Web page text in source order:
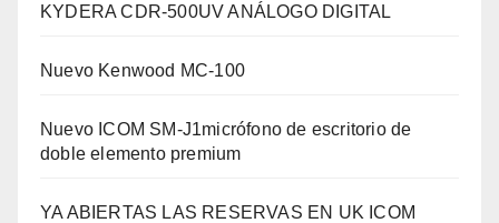
KYDERA CDR-500UV ANÁLOGO DIGITAL
Nuevo Kenwood MC-100
Nuevo ICOM SM-J1micrófono de escritorio de
doble elemento premium
YA ABIERTAS LAS RESERVAS EN UK ICOM